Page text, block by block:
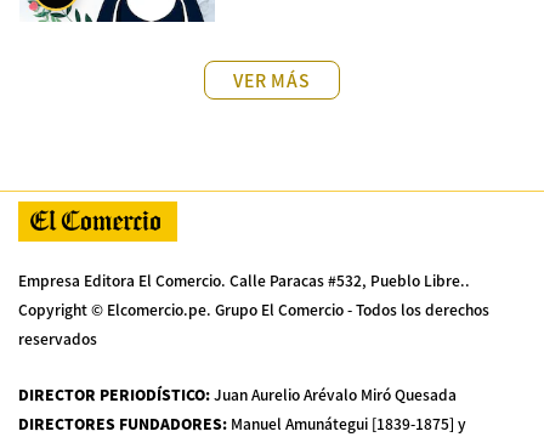
VER MÁS
Empresa Editora El Comercio. Calle Paracas #532, Pueblo Libre..
Copyright © Elcomercio.pe. Grupo El Comercio - Todos los derechos
reservados
DIRECTOR PERIODÍSTICO:Juan Aurelio Arévalo Miró Quesada
DIRECTORES FUNDADORES: Manuel Amunátegui [1839-1875] y